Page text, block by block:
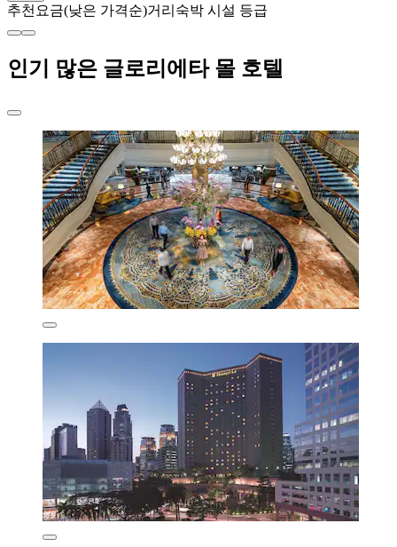
추천 요금(낮은 가격순)거리 숙박 시설 등급
인기 많은 글로리에타 몰 호텔